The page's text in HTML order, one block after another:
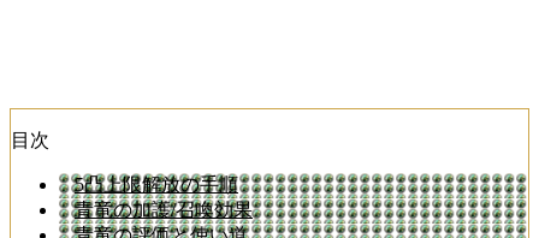
目次
5凸上限解放の手順
青竜の加護/召喚効果